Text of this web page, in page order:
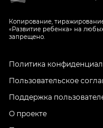
Копирование,
«Развитие ребенка» на
запрещено.
Политика
Пользовательское
Поддержка
О проекте